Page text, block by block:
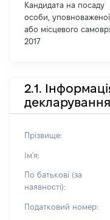
Кандидата на посаду
особи,
або місцевого
2017
2.1.
декларування
Прізвище:
Ім'я:
По батькові (за
наявності):
Податковий номер: